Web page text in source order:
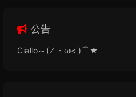
公告
Ciallo～(∠・ω< )⌒★